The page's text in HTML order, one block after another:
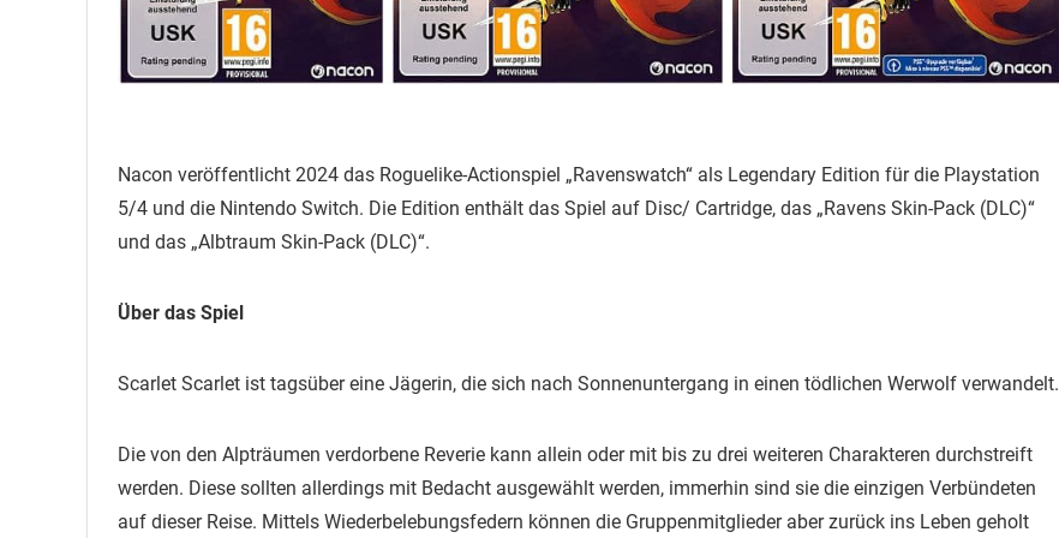
Nacon veröffentlicht 2024 das Roguelike-Actionspiel „Ravenswatch“ als Legendary Edition für die Playstation
5/4 und die Nintendo Switch. Die Edition enthält das Spiel auf Disc/ Cartridge, das „Ravens Skin-Pack (DLC)“
und das „Albtraum Skin-Pack (DLC)“.
Über das Spiel
Scarlet Scarlet ist tagsüber eine Jägerin, die sich nach Sonnenuntergang in einen tödlichen Werwolf verwandelt.
Die von den Alpträumen verdorbene Reverie kann allein oder mit bis zu drei weiteren Charakteren durchstreift
werden. Diese sollten allerdings mit Bedacht ausgewählt werden, immerhin sind sie die einzigen Verbündeten
auf dieser Reise. Mittels Wiederbelebungsfedern können die Gruppenmitglieder aber zurück ins Leben geholt